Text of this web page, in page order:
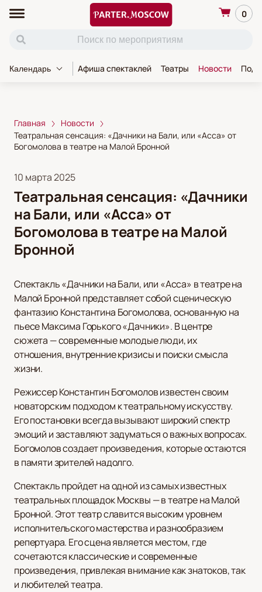
0
Календарь Афиша спектаклей Театры Новости
Главная
Новости
Театральная сенсация: «Дачники на Бали, или «Асса» от
Богомолова в театре на Малой Бронной
10 марта 2025
Театральная сенсация: «Дачники
на Бали, или «Асса» от
Богомолова в театре на Малой
Бронной
Спектакль «Дачники на Бали, или «Асса» в театре на
Малой Бронной представляет собой сценическую
фантазию Константина Богомолова, основанную на
пьесе Максима Горького «Дачники». В центре
сюжета — современные молодые люди, их
отношения, внутренние кризисы и поиски смысла
жизни.
Режиссер Константин Богомолов известен своим
новаторским подходом к театральному искусству.
Его постановки всегда вызывают широкий спектр
эмоций и заставляют задуматься о важных вопросах.
Богомолов создает произведения, которые остаются
в памяти зрителей надолго.
Спектакль пройдет на одной из самых известных
театральных площадок Москвы — в театре на Малой
Бронной. Этот театр славится высоким уровнем
исполнительского мастерства и разнообразием
репертуара. Его сцена является местом, где
сочетаются классические и современные
произведения, привлекая внимание как знатоков, так
и любителей театра.